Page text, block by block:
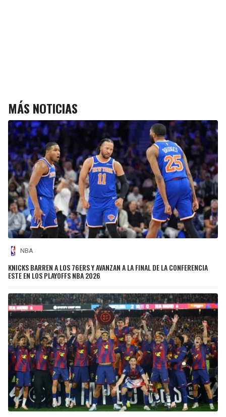
MÁS NOTICIAS
NBA
KNICKS BARREN A LOS 76ERS Y AVANZAN A LA FINAL DE LA CONFERENCIA
ESTE EN LOS PLAYOFFS NBA 2026